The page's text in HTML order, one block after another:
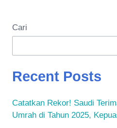
Cari
Recent Posts
Catatkan Rekor! Saudi
Umrah di Tahun 2025,